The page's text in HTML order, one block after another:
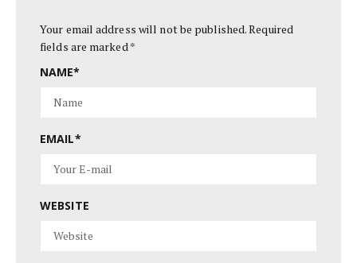
Your email address will not be published.Required
fields are marked *
NAME*
EMAIL*
WEBSITE